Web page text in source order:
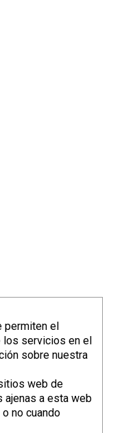
permiten el
los servicios en el
sobre nuestra
web de
a esta web
no cuando